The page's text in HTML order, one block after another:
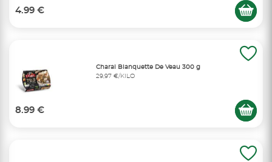
4.99 €
Charal Blanquette De Veau 300 g
29,97 €/KILO
8.99 €